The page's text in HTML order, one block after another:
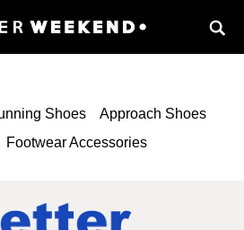
Shoes
Approach Shoes
Footwear Accessories